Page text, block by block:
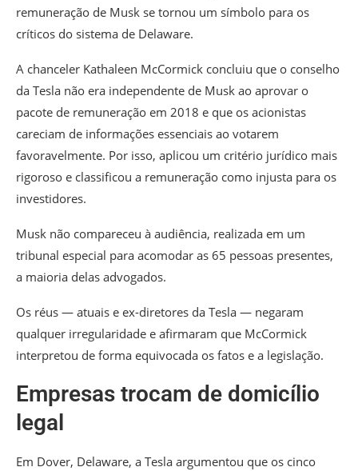
remuneração de Musk se tornou um símbolo para os
críticos do sistema de Delaware.
A chanceler Kathaleen McCormick concluiu que o conselho
da Tesla não era independente de Musk ao aprovar o
pacote de remuneração em 2018 e que os acionistas
careciam de informações essenciais ao votarem
favoravelmente. Por isso, aplicou um critério jurídico mais
rigoroso e classificou a remuneração como injusta para os
investidores.
Musk não compareceu à audiência, realizada em um
tribunal especial para acomodar as 65 pessoas presentes,
a maioria delas advogados.
Os réus — atuais e ex-diretores da Tesla — negaram
qualquer irregularidade e afirmaram que McCormick
interpretou de forma equivocada os fatos e a legislação.
Empresas trocam de domicílio
legal
Em Dover, Delaware, a Tesla argumentou que os cinco